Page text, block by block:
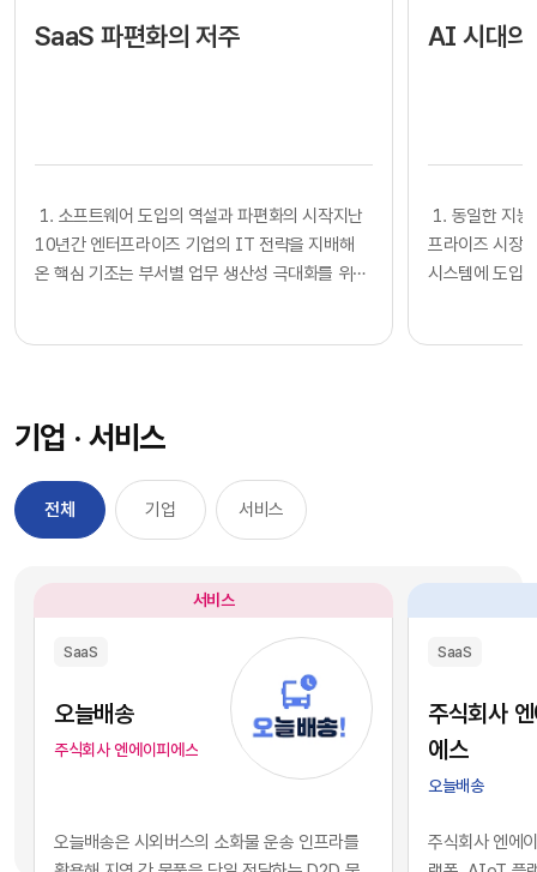
SaaS 파편화의 저주
​​ 1. 소프트웨어 도입의 역설과 파편화의 시작지난
10년간 엔터프라이즈 기업의 IT 전략을 지배해
온 핵심 기조는 부서별 업무 생산성 극대화를 위한
업의 업무 처리 속도를 비약적으로 단축시켰고, 디
지털 전환을 달성하는 가장 확실한 방법론으로 자
리 잡았습니다.그러나 IT 인프라의 규모가 팽창하
면서 엔터프라이즈 환경에는 심각한 구조적 역설
높이기 위해 도입한 수많은 소프트웨어들이 오히
려 전사적인 데이터의 흐름을 원천적으로 단절시
키는 부작용, 즉 'SaaS 파편화' 현상을 초래한 것
입니다. 각 부서가 자신의 목적에만 부합하는 솔루
션을 파편적으로 채택하고 운용함에 따라, 기업의
핵심 자산인 데이터는 서로 호환되지 않는 수백 개
의 개별 애플리케이션 서버 안에 고립되는 결과를
니다. 특정 부서 단위의 기능적 최적화나 개별 앱의
AI 시대의
1. 동일한 지
프라이즈 시장
시스템에 도입
습니다. 이는
리 기업과 완벽
리즘과 추론
된 기술력과 개
현재의 AI 지
하게 거래되고
게 되었습니다.
다. 경쟁사가
기업 · 서비스
전체 기업 서비스
서비스
SaaS
오늘배송
주식회사 엔에이피에스
오늘배송은 시외버스의 소화물 운송 인프라를
SaaS
주식회사
에스
오늘배송
주식회사 엔에